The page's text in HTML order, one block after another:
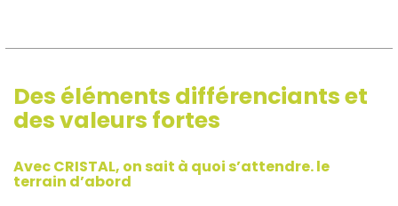
Des éléments différenciants et
des valeurs fortes
Avec CRISTAL, on sait à quoi s’attendre. le
terrain d’abord